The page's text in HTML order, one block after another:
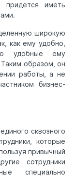
придется иметь
широкую
как ему удобно,
удобные ему
образом, он
работы, а не
бизнес-
сквозного
которые
привычный
сотрудники
специально